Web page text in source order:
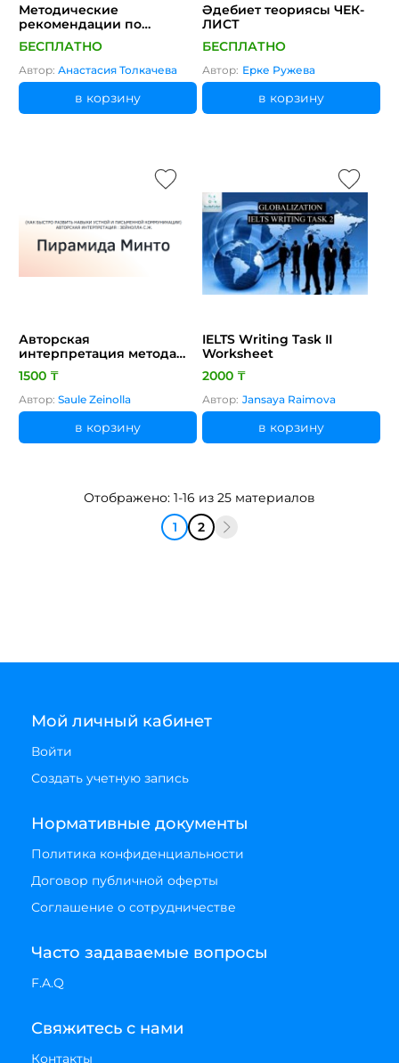
Методические
рекомендации по
реализации кейс-
технологии
БЕСПЛАТНО
Автор: Анастасия Толкачева
в корзину
Әдебиет теориясы ЧЕК-
ЛИСТ
БЕСПЛАТНО
Автор: Ерке Ружева
в корзину
Авторская
интерпретация метода
"Пирамида Минто" для
развития навыков
коммуникации
1500 ₸
Автор: Saule Zeinolla
в корзину
IELTS Writing Task II
Worksheet
2000 ₸
Автор: Jansaya Raimova
в корзину
Отображено: 1-16 из 25 материалов
1
2
Мой личный кабинет
Войти
Создать учетную запись
Нормативные документы
Политика конфиденциальности
Договор публичной оферты
Соглашение о сотрудничестве
Часто задаваемые вопросы
F.A.Q
Свяжитесь с нами
Контакты